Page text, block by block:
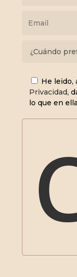
He leido,
Privacidad,
lo que en